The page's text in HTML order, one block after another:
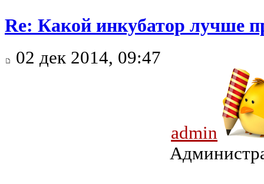
Re: Какой инкубатор лучше
02 дек 2014, 09:47
admin